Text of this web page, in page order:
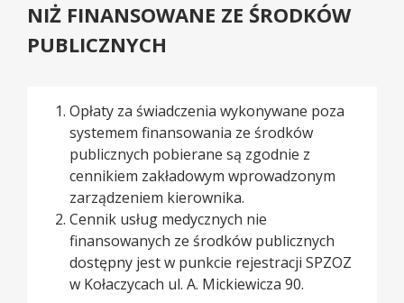
NIŻ FINANSOWANE ZE ŚRODKÓW
PUBLICZNYCH
Opłaty za świadczenia wykonywane poza
systemem finansowania ze środków
publicznych pobierane są zgodnie z
cennikiem zakładowym wprowadzonym
zarządzeniem kierownika.
Cennik usług medycznych nie
finansowanych ze środków publicznych
dostępny jest w punkcie rejestracji SPZOZ
w Kołaczycach ul. A. Mickiewicza 90.